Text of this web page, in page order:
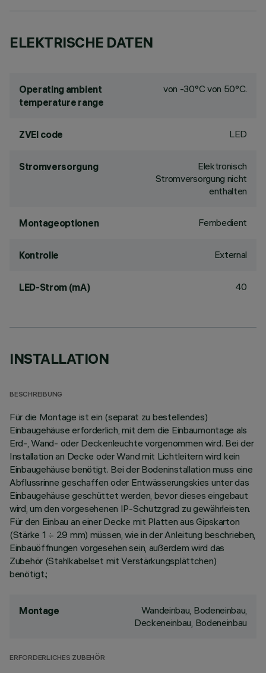
ELEKTRISCHE DATEN
Operating ambient
temperature range
von -30°C von 50°C.
ZVEI code LED
Stromversorgung
Elektronisch
Stromversorgung nicht
enthalten
Montageoptionen Fernbedient
Kontrolle External
LED-Strom (mA) 40
INSTALLATION
BESCHREIBUNG
Für die Montage ist ein (separat zu bestellendes)
Einbaugehäuse erforderlich, mit dem die Einbaumontage als
Erd-, Wand- oder Deckenleuchte vorgenommen wird. Bei der
Installation an Decke oder Wand mit Lichtleitern wird kein
Einbaugehäuse benötigt. Bei der Bodeninstallation muss eine
Abflussrinne geschaffen oder Entwässerungskies unter das
Einbaugehäuse geschüttet werden, bevor dieses eingebaut
wird, um den vorgesehenen IP-Schutzgrad zu gewährleisten.
Für den Einbau an einer Decke mit Platten aus Gipskarton
(Stärke 1 ÷ 29 mm) müssen, wie in der Anleitung beschrieben,
Einbauöffnungen vorgesehen sein, außerdem wird das
Zubehör (Stahlkabelset mit Verstärkungsplättchen)
benötigt.;
Montage
Wandeinbau, Bodeneinbau,
Deckeneinbau, Bodeneinbau
ERFORDERLICHES ZUBEHÖR